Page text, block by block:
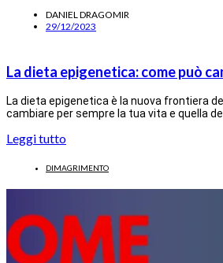
DANIEL DRAGOMIR
29/12/2023
La dieta epigenetica: come può
La dieta epigenetica è la nuova frontiera
cambiare per sempre la tua vita e quella
Leggi tutto
DIMAGRIMENTO